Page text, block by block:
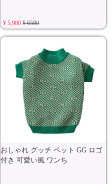
¥ 5,980¥ 6580
おしゃれ グッチ ペット GG ロゴ
付き 可愛い風 ワンち